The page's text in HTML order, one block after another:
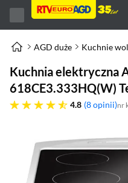
AGD duże Kuchnie
Kuchnia elektryczna
618CE3.333HQ(W)
4.8
4.8 gwiazdek 8 opinii nr